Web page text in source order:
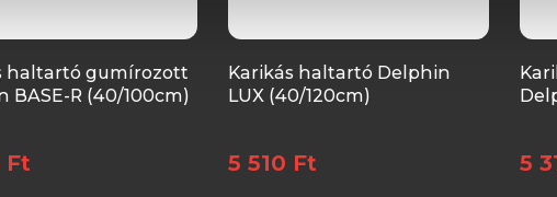
haltartó gumírozott
BASE-R (40/100cm)
Ft
Karikás haltartó Delphin
LUX (40/120cm)
5 510 Ft 5